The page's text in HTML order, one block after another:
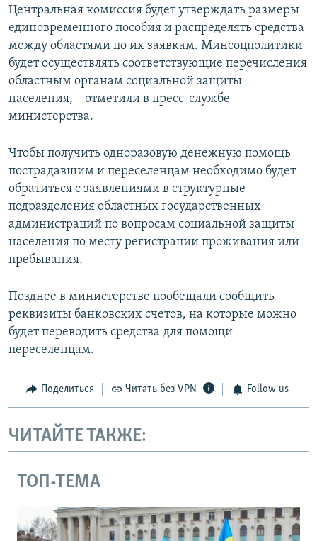
Центральная комиссия будет утверждать размеры
единовременного пособия и распределять средства
между областями по их заявкам. Минсоцполитики
будет осуществлять соответствующие перечисления
областным органам социальной защиты
населения, – отметили в пресс-службе
министерства.
Чтобы получить одноразовую денежную помощь
пострадавшим и переселенцам необходимо будет
обратиться с заявлениями в структурные
подразделения областных государственных
администраций по вопросам социальной защиты
населения по месту регистрации проживания или
пребывания.
Позднее в министерстве пообещали сообщить
реквизиты банковских счетов, на которые можно
будет переводить средства для помощи
переселенцам.
Поделиться Читать без VPN Follow us
ЧИТАЙТЕ ТАКЖЕ:
ТОП-ТЕМА